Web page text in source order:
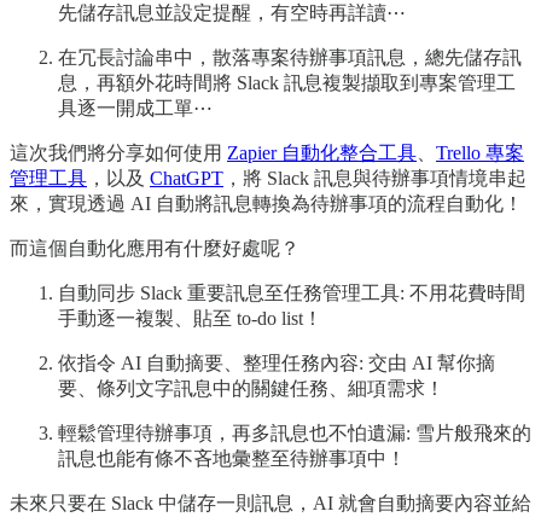
先儲存訊息並設定提醒，有空時再詳讀⋯
在冗長討論串中，散落專案待辦事項訊息，總先儲存訊
息，再額外花時間將 Slack 訊息複製擷取到專案管理工
具逐一開成工單⋯
這次我們將分享如何使用 Zapier 自動化整合工具
Trello 專案
管理工具 ，以及 ChatGPT ，將 Slack 訊息與待辦事項情境串起
來，實現透過 AI 自動將訊息轉換為待辦事項的流程自動化！
而這個自動化應用有什麼好處呢？
自動同步 Slack 重要訊息至任務管理工具: 不用花費時間
手動逐一複製、貼至 to-do list！
依指令 AI 自動摘要、整理任務內容: 交由 AI 幫你摘
要、條列文字訊息中的關鍵任務、細項需求！
輕鬆管理待辦事項，再多訊息也不怕遺漏: 雪片般飛來的
訊息也能有條不吝地彙整至待辦事項中！
未來只要在 Slack 中儲存一則訊息，AI 就會自動摘要內容並給